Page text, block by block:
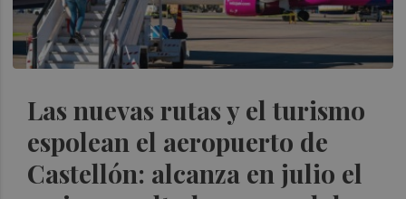
Las nuevas rutas y el turismo
espolean el aeropuerto de
Castellón: alcanza en julio el